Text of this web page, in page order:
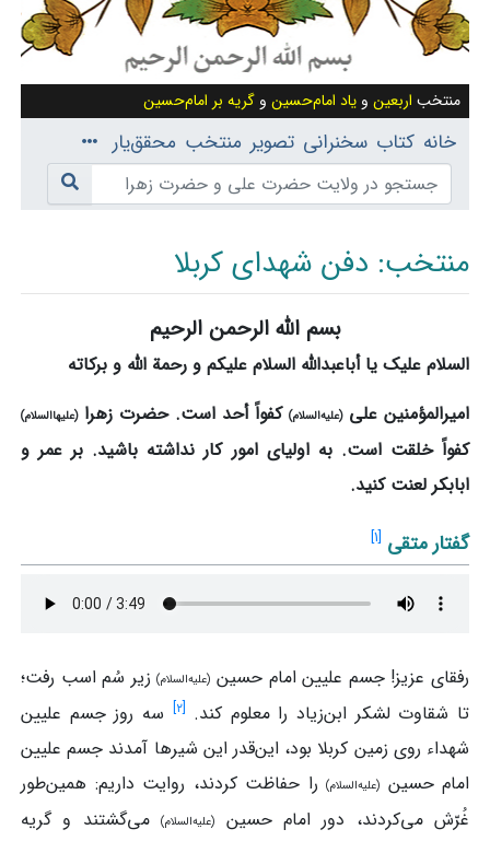
منتخب اربعین و یاد امام‌حسین و گریه بر امام‌حسین
خانه کتاب سخنرانی تصویر منتخب محقق‌یار
منتخب: دفن شهدای کربلا
جستجو
بسم الله الرحمن الرحیم
السلام علیک یا أباعبدالله السلام علیکم و رحمة‌ الله و برکاته
امیرالمؤمنین علی(علیه‌السلام) کفواً أحد است. حضرت‌ زهرا(علیهاالسلام)
کفواً خلقت است. به اولیای امور کار نداشته‌ باشید. بر عمر و
ابابکر لعنت کنید.
گفتار متقی [۱]
رفقای‌ عزیز! جسم علیین امام‌ حسین (علیه‌السلام)زیر سُم اسب رفت؛
تا شقاوت لشکر ابن‌زیاد را معلوم کند. [۲] سه‌ روز جسم علیین
شهداء روی زمین کربلا بود، این‌قدر این شیرها آمدند جسم علیین
امام‌ حسین (علیه‌السلام) را حفاظت کردند، روایت داریم: همین‌طور
غُرّش می‌کردند، دور امام‌ حسین
(علیه‌السلام)می‌گشتند و گریه